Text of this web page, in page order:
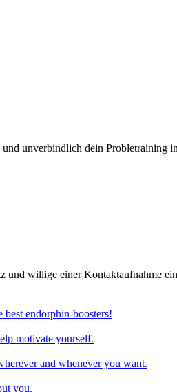
unverbindlich dein Probletraining
und willige einer Kontaktaufnahme
best endorphin-boosters!
motivate yourself.
and whenever you want.
you.